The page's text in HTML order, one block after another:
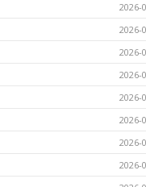
2026-
2026-
2026-
2026-
2026-
2026-
2026-
2026-